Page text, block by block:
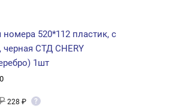
520*112 пластик, с
СТД CHERY
1шт
228 ₽ ?